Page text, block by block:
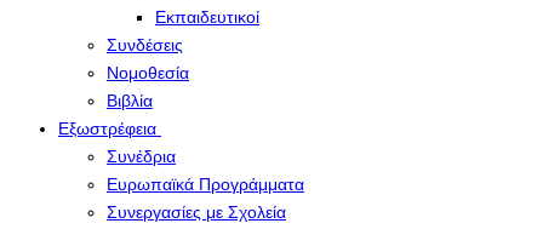
Εκπαιδευτικοί
Συνδέσεις
Νομοθεσία
Βιβλία
Εξωστρέφεια
Συνέδρια
Ευρωπαϊκά Προγράμματα
Συνεργασίες με Σχολεία